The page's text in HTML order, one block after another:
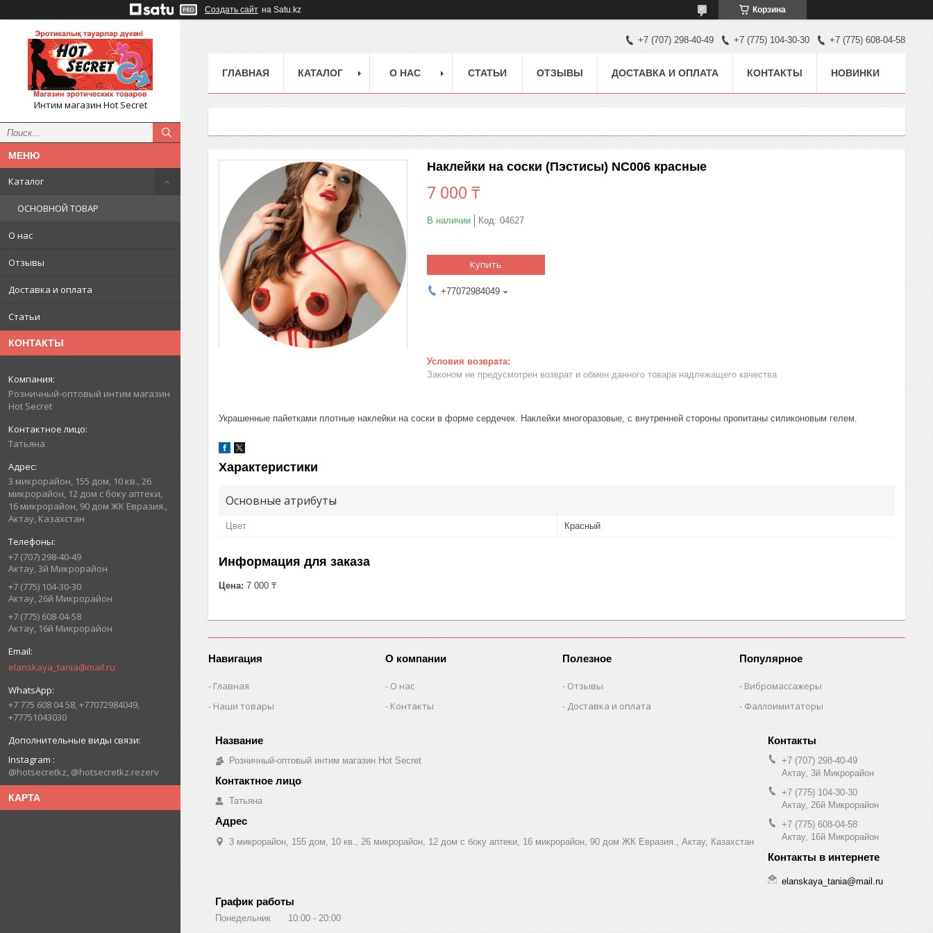
Создать сайт на Satu.kz Корзина
Интим магазин Hot Secret
Каталог
ОСНОВНОЙ ТОВАР
О нас
Отзывы
Доставка и оплата
Статьи
КОНТАКТЫ
Розничный-оптовый интим магазин
Hot Secret
Татьяна
3 микрорайон, 155 дом, 10 кв., 26
микрорайон, 12 дом с боку аптеки,
16 микрорайон, 90 дом ЖК Евразия.,
Актау, Казахстан
+7 (707) 298-40-49
Актау, 3й Микрорайон
+7 (775) 104-30-30
Актау, 26й Микрорайон
+7 (775) 608-04-58
Актау, 16й Микрорайон
elanskaya_tania@mail.ru
+7 775 608 04 58, +77072984049,
+77751043030
Instagram
@hotsecretkz, @hotsecretkz.rezerv
КАРТА
+7 (707) 298-40-49 +7 (775) 104-30-30 +7 (775) 608-04-58
ГЛАВНАЯ КАТАЛОГ О НАС СТАТЬИ ОТЗЫВЫ ДОСТАВКА И ОПЛАТА КОНТАКТЫ НОВИНКИ
Наклейки на соски (Пэстисы) NC006 красные
7 000 ₸
В наличии Код: 04627
Купить
+77072984049
Законом не предусмотрен возврат и обмен данного товара надлежащего качества
Украшенные пайетками плотные наклейки на соски в форме сердечек. Наклейки многоразовые, с внутренней стороны пропитаны силиконовым гелем.
Характеристики
Основные атрибуты
Цвет Красный
Информация для заказа
Цена: 7 000 ₸
Навигация
Главная
Наши товары
О компании
О нас
Контакты
Полезное
Отзывы
Доставка и оплата
Популярное
Вибромассажеры
Фаллоимитаторы
Розничный-оптовый интим магазин Hot Secret
Татьяна
3 микрорайон, 155 дом, 10 кв., 26 микрорайон, 12 дом с боку аптеки, 16 микрорайон, 90 дом ЖК Евразия., Актау, Казахстан
+7 (707) 298-40-49
Актау, 3й Микрорайон
+7 (775) 104-30-30
Актау, 26й Микрорайон
+7 (775) 608-04-58
Актау, 16й Микрорайон
elanskaya_tania@mail.ru
График работы
Понедельник 10:00 20:00